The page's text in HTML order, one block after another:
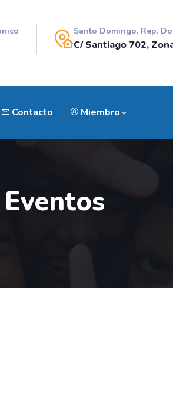
Santo Domingo, Rep.
C/ Santiago 702,
Contacto Miembro
Eventos